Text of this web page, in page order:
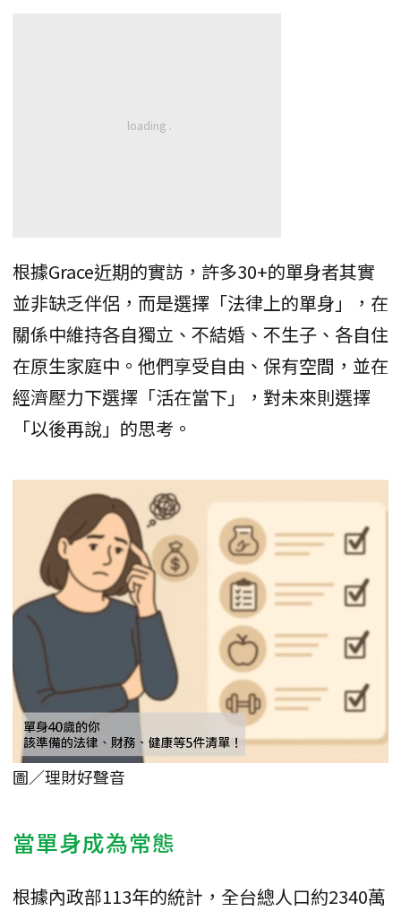
根據Grace近期的實訪，許多30+的單身者其實
並非缺乏伴侶，而是選擇「法律上的單身」，在
關係中維持各自獨立、不結婚、不生子、各自住
在原生家庭中。他們享受自由、保有空間，並在
經濟壓力下選擇「活在當下」，對未來則選擇
「以後再說」的思考。
圖／理財好聲音
當單身成為常態
根據內政部113年的統計，全台總人口約2340萬